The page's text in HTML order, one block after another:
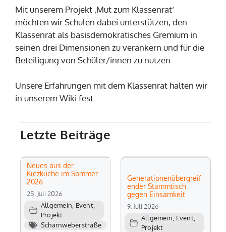
Mit unserem Projekt ‚Mut zum Klassenrat‘
möchten wir Schulen dabei unterstützen, den
Klassenrat als basisdemokratisches Gremium in
seinen drei Dimensionen zu verankern und für die
Beteiligung von Schüler/innen zu nutzen.
Unsere Erfahrungen mit dem Klassenrat halten wir
in unserem Wiki fest.
Letzte Beiträge
Neues aus der
Kiezküche im Sommer
2026
25. Juli 2026
Allgemein Event,
Projekt
Scharnweberstraße
Generationenübergreif
ender Stammtisch
gegen Einsamkeit
9. Juli 2026
Allgemein Event,
Projekt